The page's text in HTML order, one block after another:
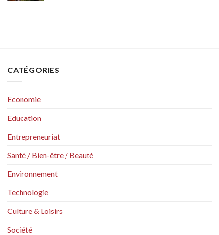
CATÉGORIES
Economie
Education
Entrepreneuriat
Santé / Bien-être / Beauté
Environnement
Technologie
Culture & Loisirs
Société